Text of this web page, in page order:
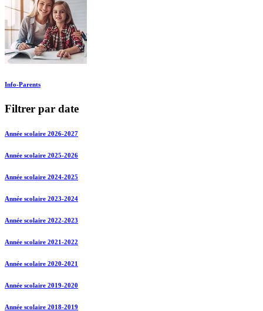
Info-Parents
Filtrer par date
Année scolaire 2026-2027
Année scolaire 2025-2026
Année scolaire 2024-2025
Année scolaire 2023-2024
Année scolaire 2022-2023
Année scolaire 2021-2022
Année scolaire 2020-2021
Année scolaire 2019-2020
Année scolaire 2018-2019